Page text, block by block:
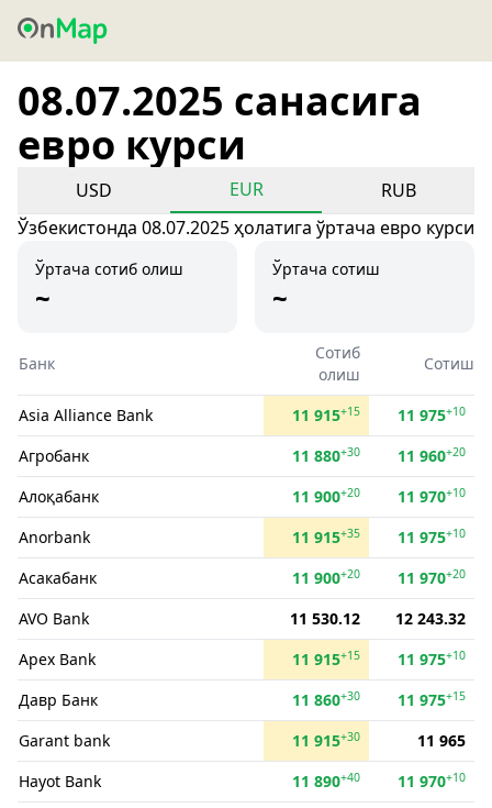
08.07.2025 санасига
евро курси
USD EUR
RUB
Ўзбекистонда 08.07.2025 ҳолатига ўртача евро курси
Ўртача сотиб олиш
~
Ўртача сотиш
~
Банк
Сотиб
олиш
Сотиш
Asia Alliance Bank 11 915+15 11 975+10
Агробанк 11 880+30 11 960+20
Алоқабанк 11 900+20 11 970+10
Anorbank 11 915+35 11 975+10
Асакабанк 11 900+20 11 970+20
AVO Bank 11 530.12
12 243.32
Apex Bank
11 915+15 11 975+10
Давр Банк 11 860+30 11 975+15
Garant bank 11 915+30
11 965
Hayot Bank
11 890+40 11 970+10